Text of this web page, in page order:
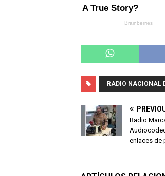
RADIO NACIONAL
Radio
enlaces de